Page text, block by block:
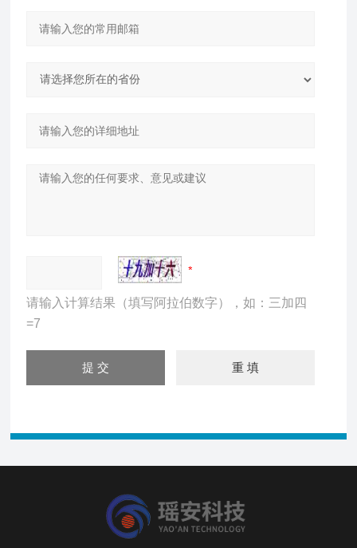
请输入计算结果（填写阿拉伯数字），如：三加四
=7